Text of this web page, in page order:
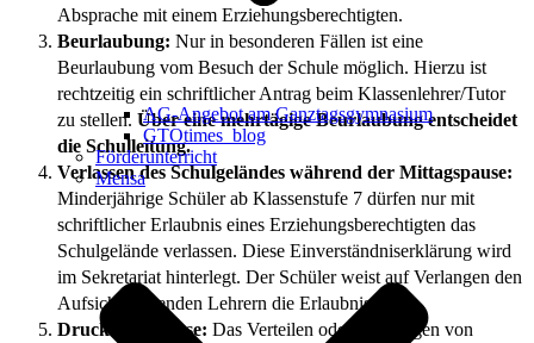
AG-Angebot am Ganztagsgymnasium
GTOtimes_blog
Förderunterricht
Mensa
Absprache mit einem Erziehungsberechtigten.
Beurlaubung: Nur in besonderen Fällen ist eine
Beurlaubung vom Besuch der Schule möglich. Hierzu ist
rechtzeitig ein schriftlicher Antrag beim Klassenlehrer/Tutor
zu stellen. Über eine mehrtägige Beurlaubung entscheidet
die Schulleitung.
Verlassen des Schulgeländes während der Mittagspause:
Minderjährige Schüler ab Klassenstufe 7 dürfen nur mit
schriftlicher Erlaubnis eines Erziehungsberechtigten das
Schulgelände verlassen. Diese Einverständniserklärung wird
im Sekretariat hinterlegt. Der Schüler weist auf Verlangen den
Aufsicht führenden Lehrern die Erlaubnis vor.
Druckerzeugnisse: Das Verteilen oder Aufhängen von